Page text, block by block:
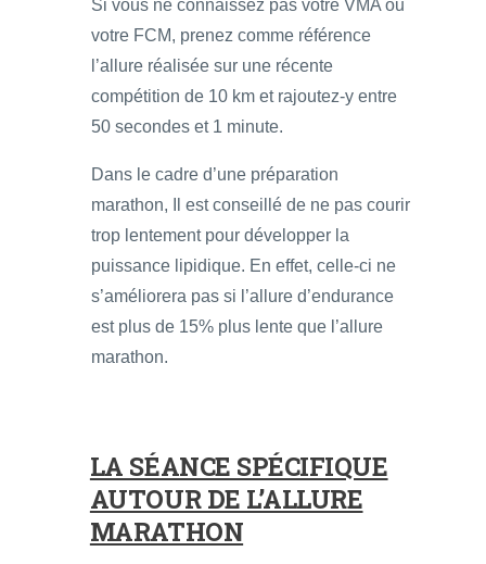
Si vous ne connaissez pas votre VMA ou
votre FCM, prenez comme référence
l’allure réalisée sur une récente
compétition de 10 km et rajoutez-y entre
50 secondes et 1 minute.
Dans le cadre d’une préparation
marathon, Il est conseillé de ne pas courir
trop lentement pour développer la
puissance lipidique. En effet, celle-ci ne
s’améliorera pas si l’allure d’endurance
est plus de 15% plus lente que l’allure
marathon.
LA SÉANCE SPÉCIFIQUE
AUTOUR DE L’ALLURE
MARATHON